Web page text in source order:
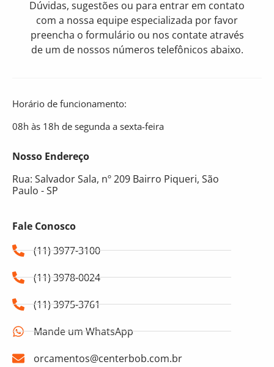
Dúvidas, sugestões ou para entrar em contato
com a nossa equipe especializada por favor
preencha o formulário ou nos contate através
de um de nossos números telefônicos abaixo.
Horário de funcionamento:
08h às 18h de segunda a sexta-feira
Nosso Endereço
Rua: Salvador Sala, nº 209 Bairro Piqueri, São
Paulo - SP
Fale Conosco
(11) 3977-3100
(11) 3978-0024
(11) 3975-3761
Mande um WhatsApp
orcamentos@centerbob.com.br